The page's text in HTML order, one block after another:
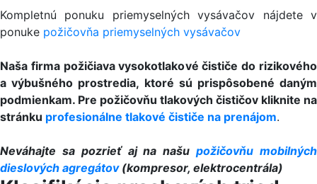
Kompletnú ponuku priemyselných vysávačov nájdete v
ponuke požičovňa priemyselných vysávačov
Naša firma požičiava vysokotlakové čističe do rizikového
a výbušného prostredia, ktoré sú prispôsobené daným
podmienkam. Pre požičovňu tlakových čističov kliknite na
stránku profesionálne tlakové čističe na prenájom.
Neváhajte sa pozrieť aj na našupožičovňu mobilných
dieslových agregátov(kompresor, elektrocentrála)